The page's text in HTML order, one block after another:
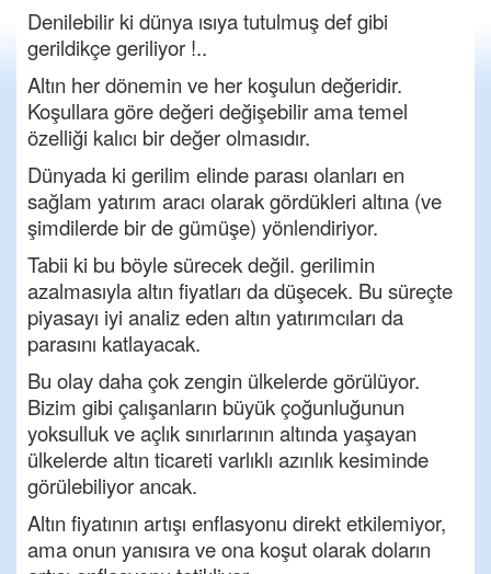
Denilebilir ki dünya ısıya tutulmuş def gibi
gerildikçe geriliyor !..
Altın her dönemin ve her koşulun değeridir.
Koşullara göre değeri değişebilir ama temel
özelliği kalıcı bir değer olmasıdır.
Dünyada ki gerilim elinde parası olanları en
sağlam yatırım aracı olarak gördükleri altına (ve
şimdilerde bir de gümüşe) yönlendiriyor.
Tabii ki bu böyle sürecek değil. gerilimin
azalmasıyla altın fiyatları da düşecek. Bu süreçte
piyasayı iyi analiz eden altın yatırımcıları da
parasını katlayacak.
Bu olay daha çok zengin ülkelerde görülüyor.
Bizim gibi çalışanların büyük çoğunluğunun
yoksulluk ve açlık sınırlarının altında yaşayan
ülkelerde altın ticareti varlıklı azınlık kesiminde
görülebiliyor ancak.
Altın fiyatının artışı enflasyonu direkt etkilemiyor,
ama onun yanısıra ve ona koşut olarak doların